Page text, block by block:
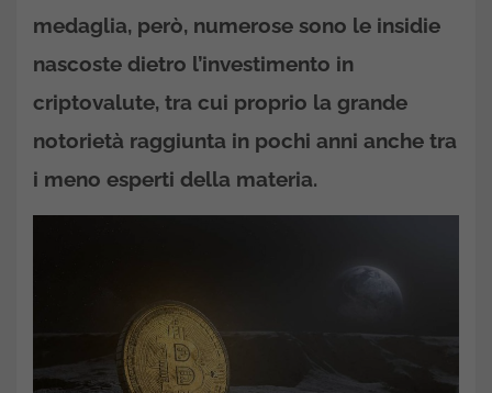
medaglia, però, numerose sono le insidie
nascoste dietro l’investimento in
criptovalute, tra cui proprio la grande
notorietà raggiunta in pochi anni anche tra
i meno esperti della materia.